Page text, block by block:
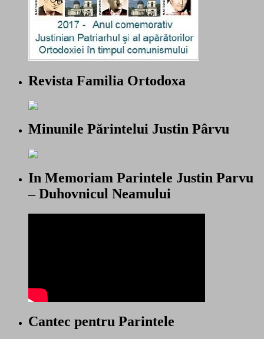
Revista Familia Ortodoxa
Minunile Părintelui Justin Pârvu
In Memoriam Parintele Justin Parvu
– Duhovnicul Neamului
Cantec pentru Parintele